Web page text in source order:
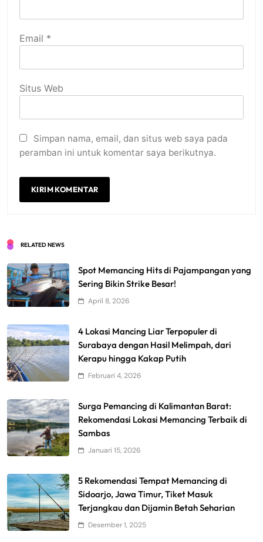
Email *
Situs Web
Simpan nama, email, dan situs web saya pada
peramban ini untuk komentar saya berikutnya.
RELATED NEWS
Spot Memancing Hits di Pajampangan yang
Sering Bikin Strike Besar!
April 8, 2026
4 Lokasi Mancing Liar Terpopuler di
Surabaya dengan Hasil Melimpah, dari
Kerapu hingga Kakap Putih
Februari 4, 2026
Surga Pemancing di Kalimantan Barat:
Rekomendasi Lokasi Memancing Terbaik di
Sambas
Januari 15, 2026
5 Rekomendasi Tempat Memancing di
Sidoarjo, Jawa Timur, Tiket Masuk
Terjangkau dan Dijamin Betah Seharian
Desember 1, 2025